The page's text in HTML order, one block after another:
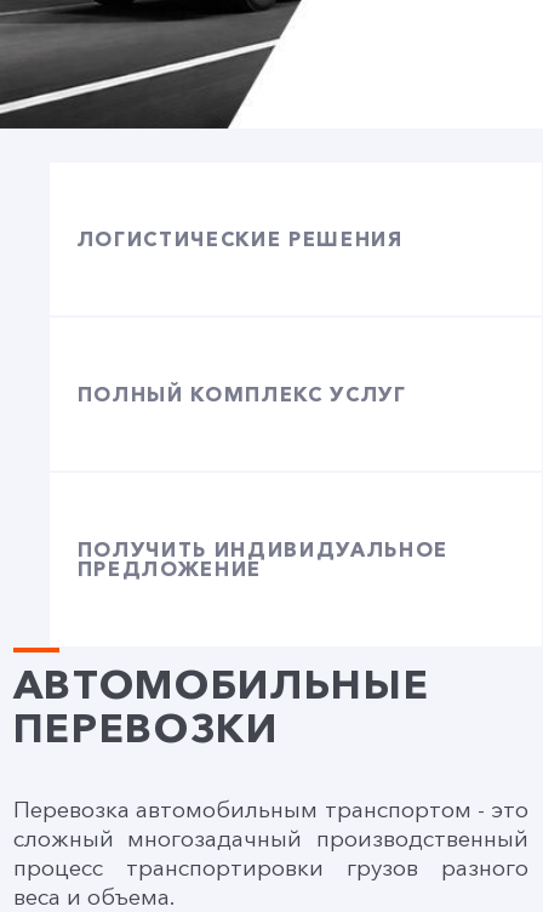
ЛОГИСТИЧЕСКИЕ РЕШЕНИЯ
ПОЛНЫЙ КОМПЛЕКС УСЛУГ
ПОЛУЧИТЬ ИНДИВИДУАЛЬНОЕ
ПРЕДЛОЖЕНИЕ
АВТОМОБИЛЬНЫЕ
ПЕРЕВОЗКИ
Перевозка автомобильным транспортом - это
сложный многозадачный производственный
процесс транспортировки грузов разного
веса и объема.